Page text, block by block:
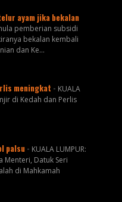
ayam jika bekalan
pemberian subsidi
bekalan kembali
dan Ke...
meningkat - KUALA
di Kedah dan Perlis
palsu - KUALA LUMPUR:
Menteri, Datuk Seri
di Mahkamah